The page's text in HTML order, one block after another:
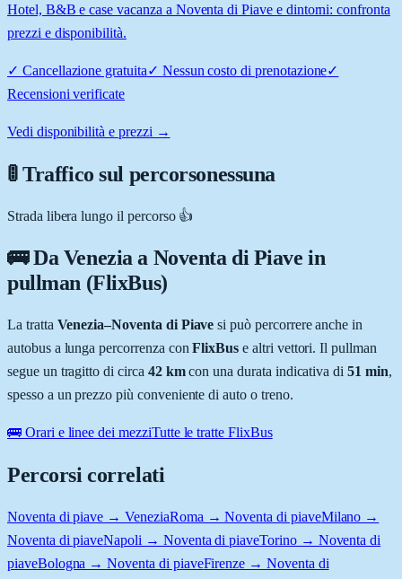
Hotel, B&B e case vacanza a Noventa di Piave e dintorni: confronta
prezzi e disponibilità.
✓ Cancellazione gratuita✓ Nessun costo di prenotazione✓
Recensioni verificate
Vedi disponibilità e prezzi →
🚦 Traffico sul percorsonessuna
Strada libera lungo il percorso 👍
🚌 DaVeneziaa Noventa di Piave in
pullman (FlixBus)
La tratta Venezia–Noventa di Piave si può percorrere anche in
autobus a lunga percorrenza conFlixBus e altri vettori. Il pullman
segue un tragitto di circa 42kmcon una durata indicativa di 51 min,
spesso a un prezzo più conveniente di auto o treno.
🚌 Orari e linee dei mezziTutte le tratte FlixBus
Percorsi correlati
Noventa di piave → VeneziaRoma → Noventa di piaveMilano →
Noventa di piaveNapoli → Noventa di piaveTorino → Noventa di
piaveBologna → Noventa di piaveFirenze → Noventa di